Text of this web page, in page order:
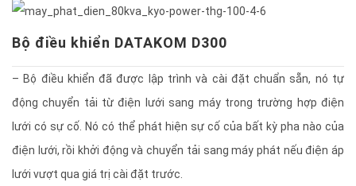
Bộ điều khiển DATAKOM D300
– Bộ điều khiển đã được lập trình và cài đặt chuẩn sẵn, nó tự
động chuyển tải từ điện lưới sang máy trong trường hợp điện
lưới có sự cố. Nó có thể phát hiện sự cố của bất kỳ pha nào của
điện lưới, rồi khởi động và chuyển tải sang máy phát nếu điện áp
lưới vượt qua giá trị cài đặt trước.